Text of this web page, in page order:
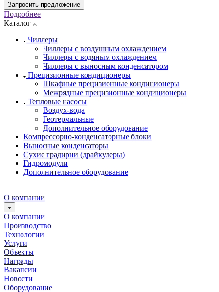
Запросить предложение
Подробнее
Каталог
Чиллеры
Чиллеры с воздушным охлаждением
Чиллеры с водяным охлаждением
Чиллеры с выносным конденсатором
Прецизионные кондиционеры
Шкафные прецизионные кондиционеры
Межрядные прецизионные кондиционеры
Тепловые насосы
Воздух-вода
Геотермальные
Дополнительное оборудование
Компрессорно-конденсаторные блоки
Выносные конденсаторы
Сухие градирни (драйкулеры)
Гидромодули
Дополнительное оборудование
О компании
О компании
Производство
Технологии
Услуги
Объекты
Награды
Вакансии
Новости
Оборудование